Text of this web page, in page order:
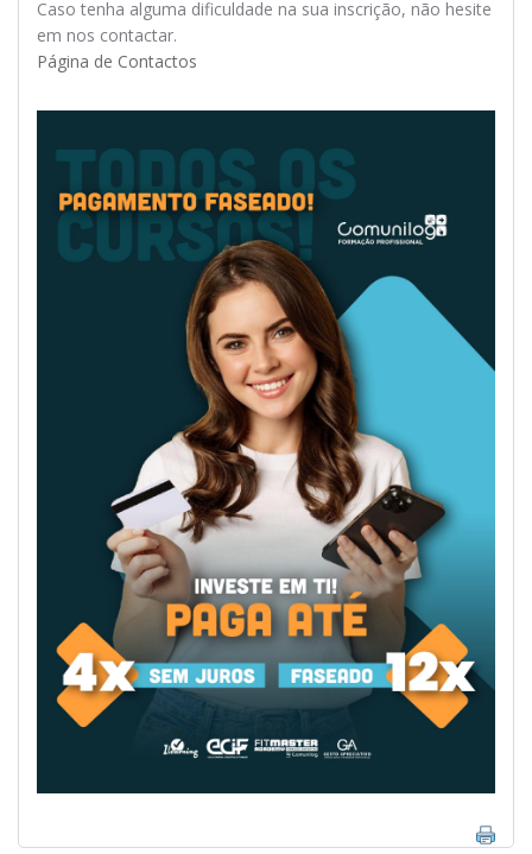
Caso tenha alguma dificuldade na sua inscrição, não hesite
em nos contactar.
Página de Contactos